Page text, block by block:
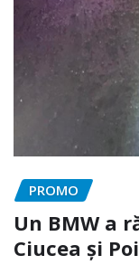
PROMO
Un BMW a
Ciucea și